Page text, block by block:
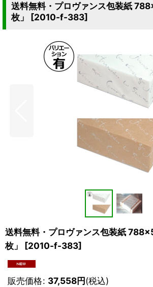
送料無料・プロヴァンス包装紙
枚」
[2010-f-383]
送料無料・プロヴァンス包装紙
枚」
[2010-f-383]
販売価格: 37,558円(税込)